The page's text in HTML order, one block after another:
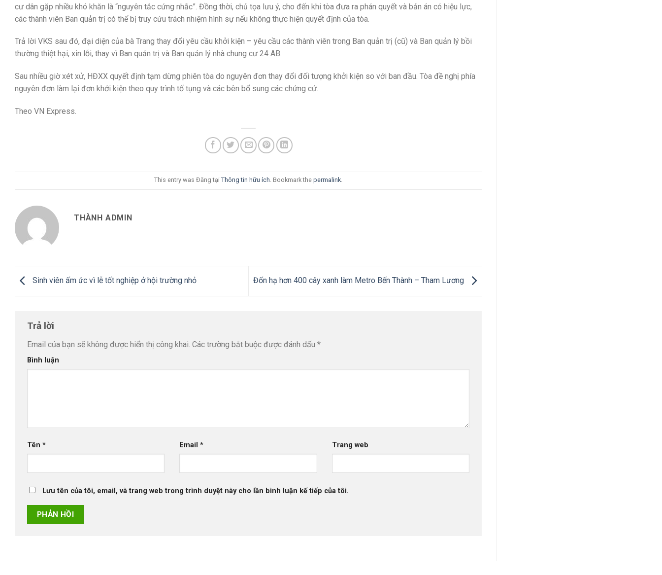
cư dân gặp nhiều khó khăn là “nguyên tắc cứng nhắc”. Đồng thời, chủ tọa lưu ý, cho đến khi tòa đưa ra phán quyết và bản án có hiệu lực,
các thành viên Ban quản trị có thể bị truy cứu trách nhiệm hình sự nếu không thực hiện quyết định của tòa.
Trả lời VKS sau đó, đại diện của bà Trang thay đổi yêu cầu khởi kiện – yêu cầu các thành viên trong Ban quản trị (cũ) và Ban quản lý bồi
thường thiệt hại, xin lỗi, thay vì Ban quản trị và Ban quản lý nhà chung cư 24 AB.
Sau nhiều giờ xét xử, HĐXX quyết định tạm dừng phiên tòa do nguyên đơn thay đổi đối tượng khởi kiện so với ban đầu. Tòa đề nghị phía
nguyên đơn làm lại đơn khởi kiện theo quy trình tố tụng và các bên bổ sung các chứng cứ.
Theo VN Express.
This entry was Đăng tại Thông tin hữu ích. Bookmark the permalink.
THÀNH ADMIN
Sinh viên ấm ức vì lễ tốt nghiệp ở hội trường nhỏ Đốn hạ hơn 400 cây xanh làm Metro Bến Thành – Tham Lương
Trả lời
Email của bạn sẽ không được hiển thị công khai. Các trường bắt buộc được đánh dấu *
Bình luận
Tên * Email* Trang web
Lưu tên của tôi, email, và trang web trong trình duyệt này cho lần bình luận kế tiếp của tôi.